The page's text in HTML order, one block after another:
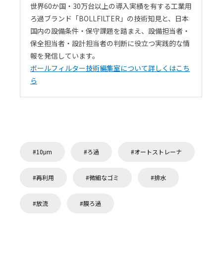
世界60か国・30万台以上の導入実績を有する工業用
ろ過ブランド「BOLLFILTER」の技術知見と、日本
国内の設備条件・保守課題を踏まえ、設備担当者・
保全担当者・設計担当者の判断に役立つ実践的な情
報を発信しています。
ボールフィルター技術編集室について詳しくはこち
ら
10μm ろ過 オートストレーナ
再利用 微細なゴミ 排水
放流 膜ろ過